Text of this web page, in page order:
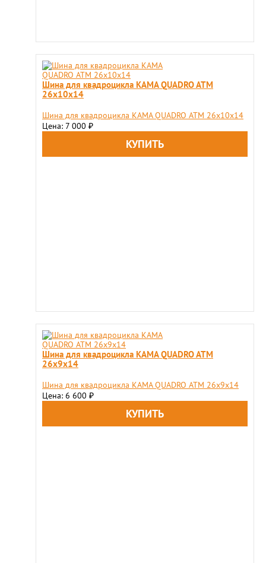
Шина для квадроцикла KAMA QUADRO ATM
26х10х14
Шина для квадроцикла KAMA QUADRO ATM 26х10х14
Цена: 7 000 ₽
Шина для квадроцикла KAMA QUADRO ATM
26х9х14
Шина для квадроцикла KAMA QUADRO ATM 26х9х14
Цена: 6 600 ₽